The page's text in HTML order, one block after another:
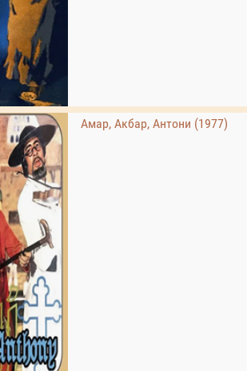
Амар, Акбар, Антони (1977)